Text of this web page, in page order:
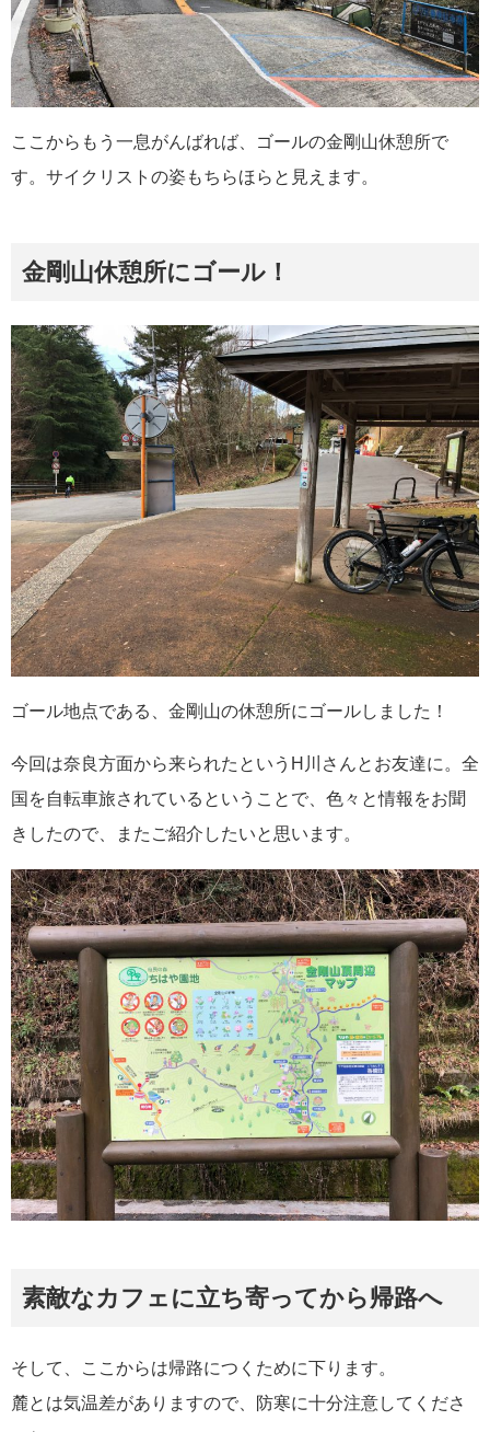
ここからもう一息がんばれば、ゴールの金剛山休憩所で
す。サイクリストの姿もちらほらと見えます。
金剛山休憩所にゴール！
ゴール地点である、金剛山の休憩所にゴールしました！
今回は奈良方面から来られたというH川さんとお友達に。全
国を自転車旅されているということで、色々と情報をお聞
きしたので、またご紹介したいと思います。
素敵なカフェに立ち寄ってから帰路へ
そして、ここからは帰路につくために下ります。
麓とは気温差がありますので、防寒に十分注意してくださ